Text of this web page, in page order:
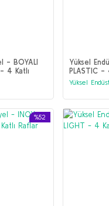
- BOYALI
4 Katlı
Yüksel
PLASTIC -
Yüksel
%52